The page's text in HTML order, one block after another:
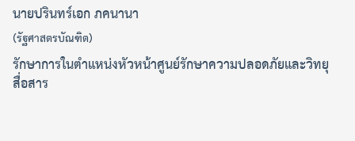
นายปรินทร์เอก ภคนานา
(รัฐศาสตรบัณฑิต)
รักษาการในตำแหน่งหัวหน้าศูนย์รักษาความปลอดภัยและวิทยุ
สื่อสาร